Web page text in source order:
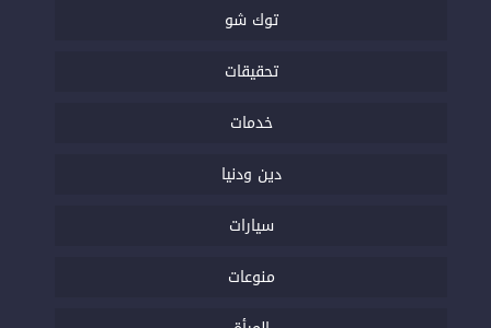
توك شو
تحقيقات
خدمات
دين ودنيا
سيارات
منوعات